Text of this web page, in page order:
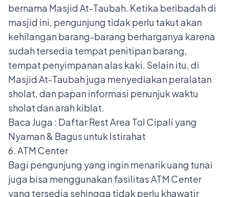
bernama Masjid At-Taubah. Ketika beribadah di
masjid ini, pengunjung tidak perlu takut akan
kehilangan barang-barang berharganya karena
sudah tersedia tempat penitipan barang,
tempat penyimpanan alas kaki. Selain itu, di
Masjid At-Taubah juga menyediakan peralatan
sholat, dan papan informasi penunjuk waktu
sholat dan arah kiblat.
Baca Juga : Daftar Rest Area Tol Cipali yang
Nyaman & Bagus untuk Istirahat
6. ATM Center
Bagi pengunjung yang ingin menarik uang tunai
juga bisa menggunakan fasilitas ATM Center
yang tersedia sehingga tidak perlu khawatir